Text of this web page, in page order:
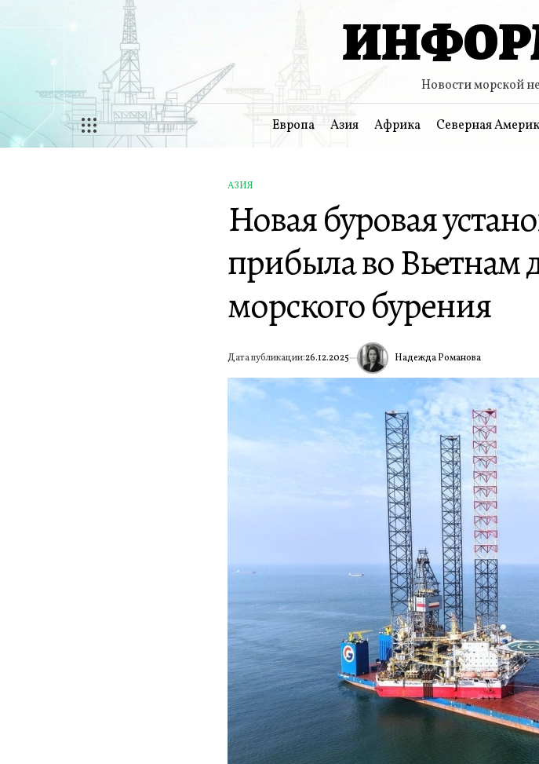
Новости морской
Европа Азия Африка Северная
ОПУБЛИКОВАНО
В
АЗИЯ
Новая буровая
прибыла во Вьетнам
морского бурения
Дата публикации:26.12.2025 ИА Надежда Романова